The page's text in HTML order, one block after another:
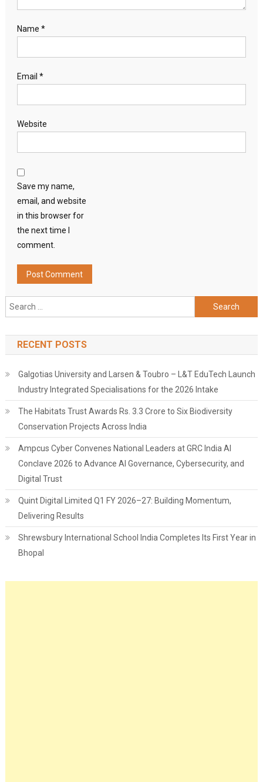
Name *
Email *
Website
Save my name,
email, and website
in this browser for
the next time I
comment.
Search
for:
RECENT POSTS
Galgotias University and Larsen & Toubro – L&T EduTech Launch
Industry Integrated Specialisations for the 2026 Intake
The Habitats Trust Awards Rs. 3.3 Crore to Six Biodiversity
Conservation Projects Across India
Ampcus Cyber Convenes National Leaders at GRC India AI
Conclave 2026 to Advance AI Governance, Cybersecurity, and
Digital Trust
Quint Digital Limited Q1 FY 2026–27: Building Momentum,
Delivering Results
Shrewsbury International School India Completes Its First Year in
Bhopal